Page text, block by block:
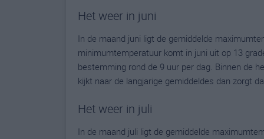
Het weer in juni
In de maand juni ligt de gemiddelde
minimumtemperatuur komt in juni uit op 13
bestemming rond de 9 uur per dag. Binnen de
kijkt naar de langjarige gemiddeldes dan zorgt
Het weer in juli
In de maand juli ligt de gemiddelde